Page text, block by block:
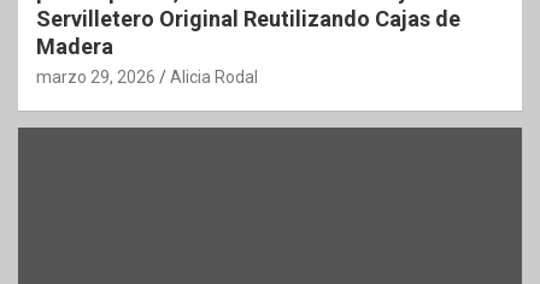
Servilletero Original Reutilizando Cajas de
Madera
marzo 29, 2026 Alicia Rodal